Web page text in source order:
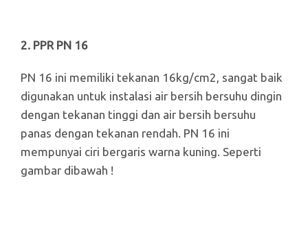
2. PPR PN 16
PN 16 ini memiliki tekanan 16kg/cm2, sangat baik
digunakan untuk instalasi air bersih bersuhu dingin
dengan tekanan tinggi dan air bersih bersuhu
panas dengan tekanan rendah. PN 16 ini
mempunyai ciri bergaris warna kuning. Seperti
gambar dibawah !